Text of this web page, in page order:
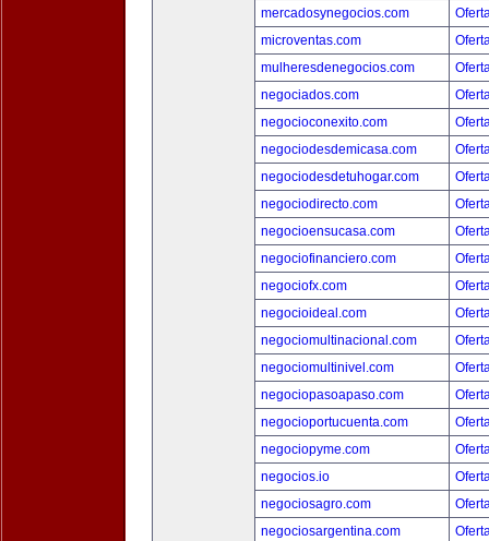
mercadosynegocios.com
microventas.com
mulheresdenegocios.com
negociados.com
negocioconexito.com
negociodesdemicasa.com
negociodesdetuhogar.com
negociodirecto.com
negocioensucasa.com
negociofinanciero.com
negociofx.com
negocioideal.com
negociomultinacional.com
negociomultinivel.com
negociopasoapaso.com
negocioportucuenta.com
negociopyme.com
negocios.io
negociosagro.com
negociosargentina.com